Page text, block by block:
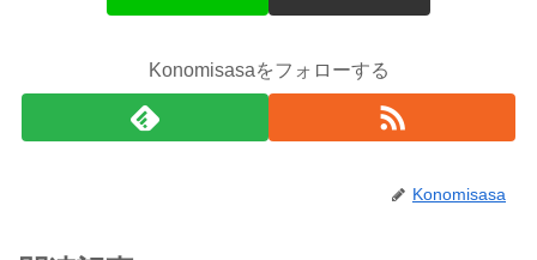
Konomisasaをフォローする
Konomisasa